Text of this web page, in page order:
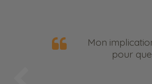
Mon
pour